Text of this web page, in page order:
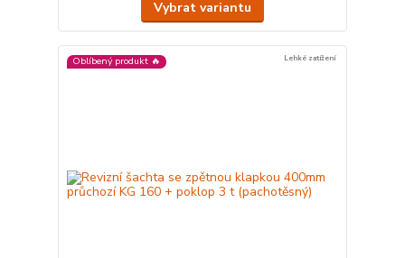
Vybrat variantu
Oblíbený produkt 🔥 Lehké zatížení